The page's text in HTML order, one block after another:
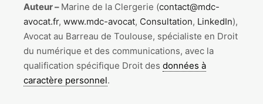
Auteur – Marine de la Clergerie (contact@mdc-
avocat.fr, www.mdc-avocat, Consultation, LinkedIn),
Avocat au Barreau de Toulouse, spécialiste en Droit
du numérique et des communications, avec la
qualification spécifique Droit des données à
caractère personnel.